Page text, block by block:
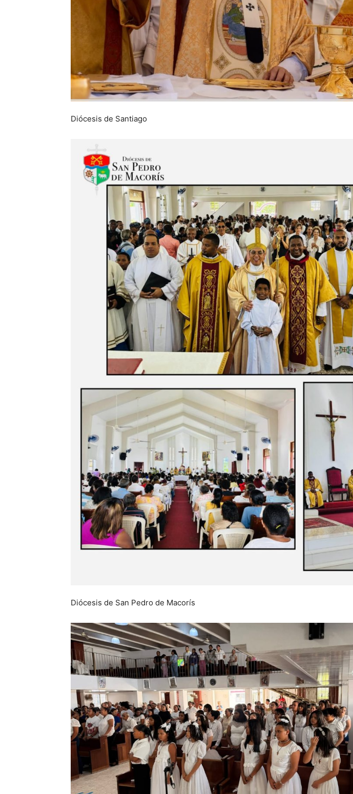
Diócesis de Santiago
Diócesis de San Pedro de Macorís